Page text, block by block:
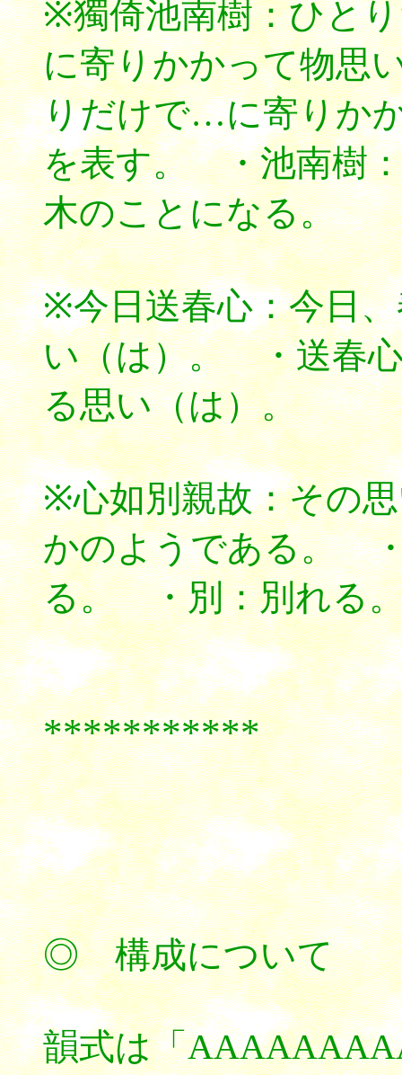
※獨倚池南樹：ひと
に寄りかかって物思
りだけで…に寄りか
を表す。 ・池南樹
木のことになる。
※今日送春心：今日
い（は）。 ・送春
る思い（は）。
※心如別親故：その
かのようである。
る。 ・別：別れる
***********
◎ 構成について
韻式は「